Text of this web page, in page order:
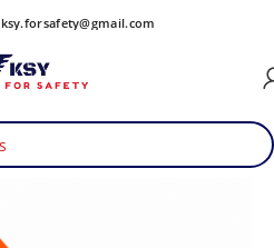
ksy.forsafety@gmail.com